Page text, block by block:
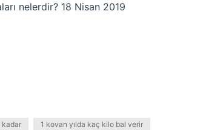
nelerdir? 18 Nisan 2019
kadar 1 kovan yılda kaç kilo bal verir